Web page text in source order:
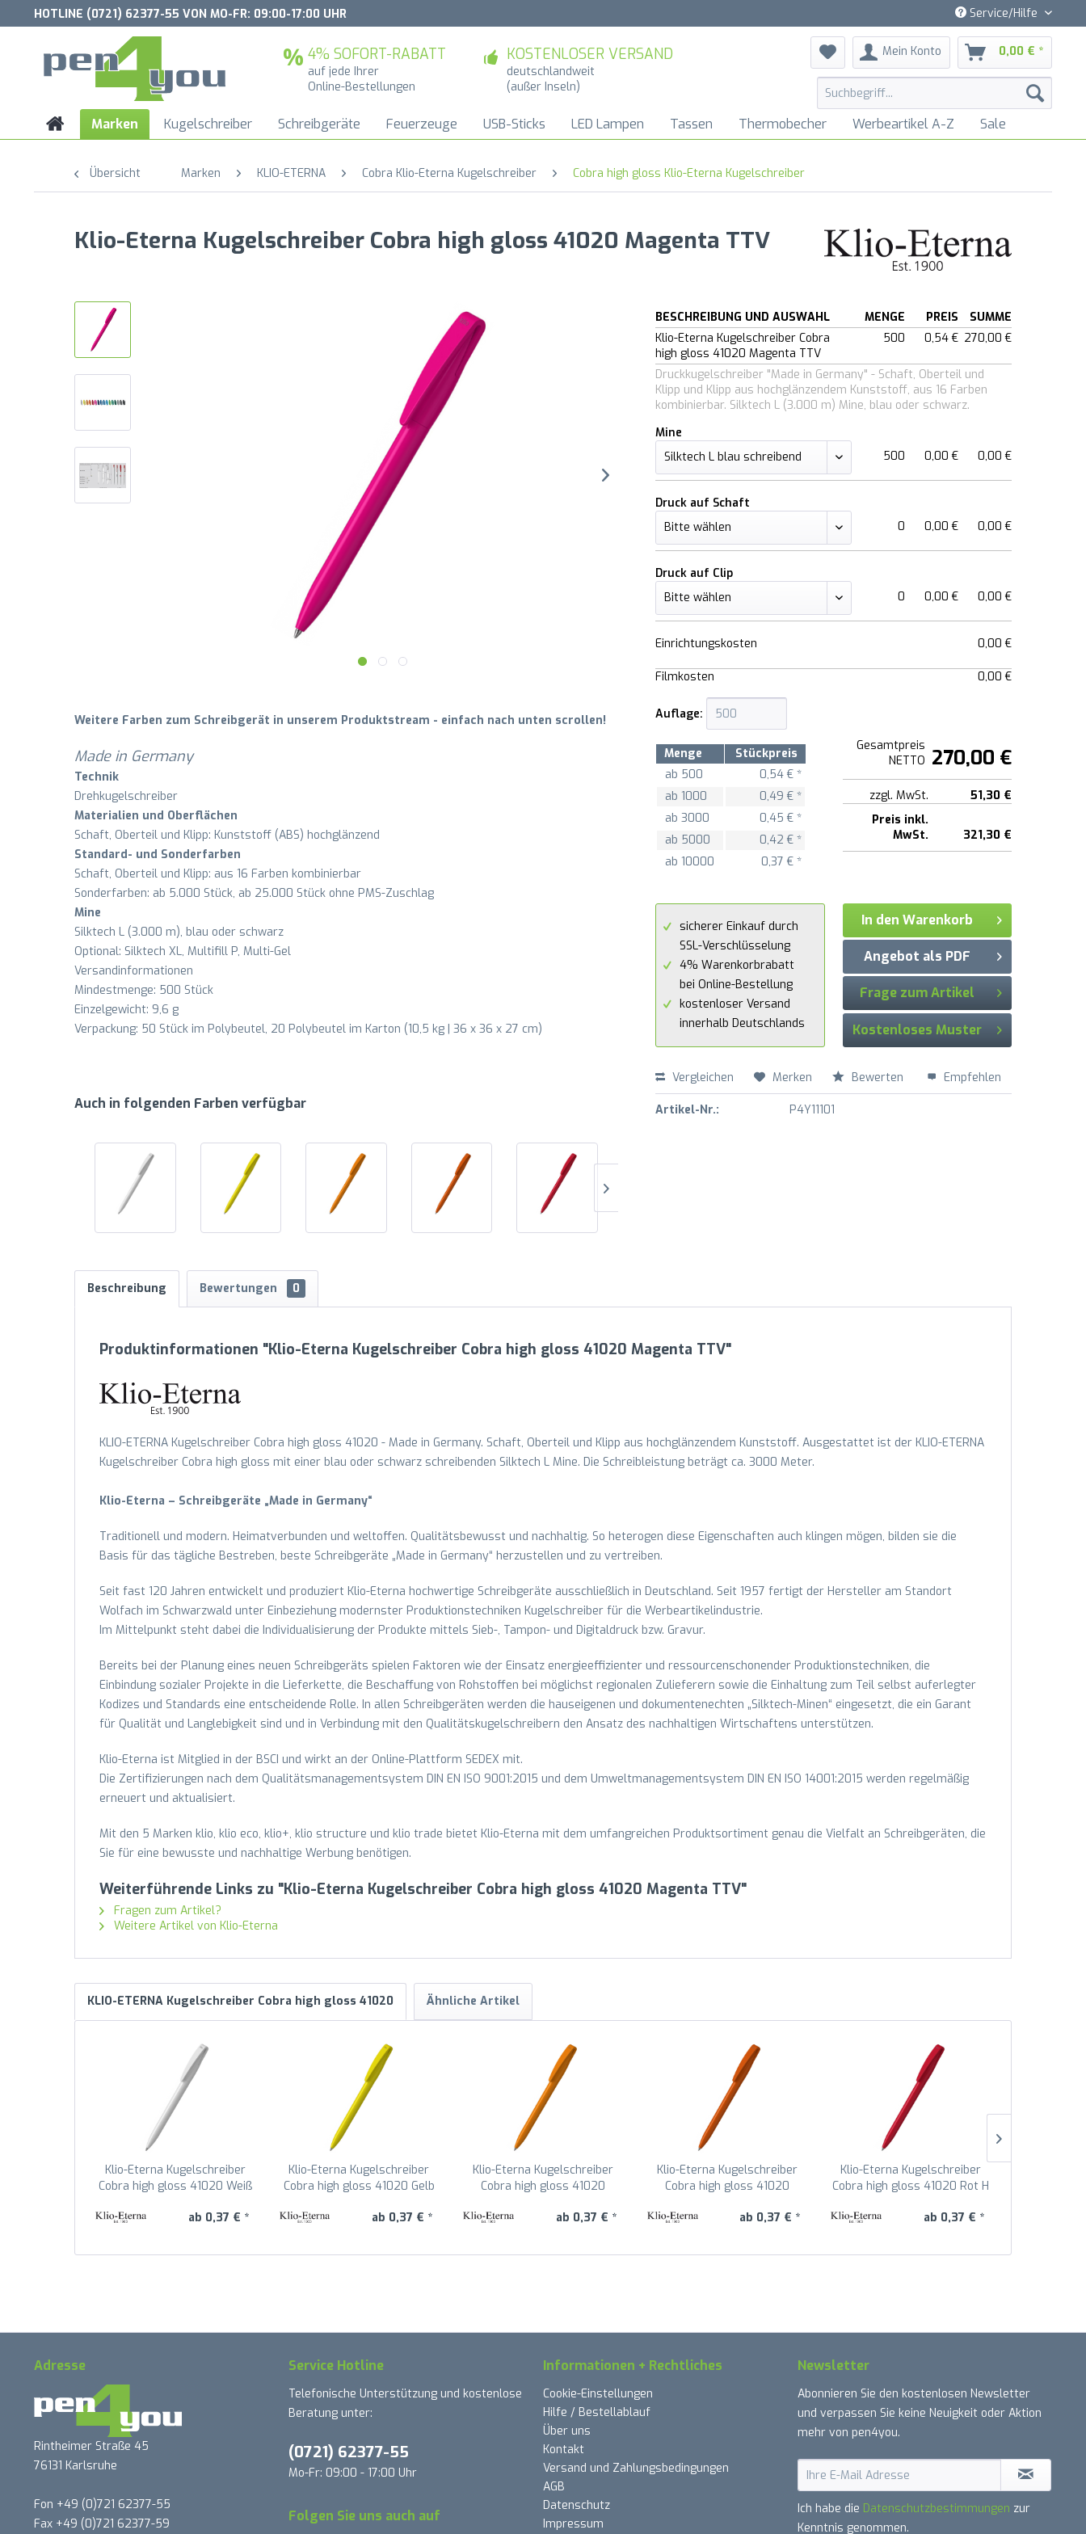
HOTLINE (0721) 62377-55 VON MO-FR: 09:00-17:00 UHR Service/Hilfe
4% SOFORT-RABATT
auf jede Ihrer
Online-Bestellungen
KOSTENLOSER VERSAND
deutschlandweit
(außer Inseln)
Mein Konto 0,00 € *
Marken Kugelschreiber Schreibgeräte Feuerzeuge USB-Sticks LED Lampen Tassen Thermobecher Werbeartikel A-Z Sale
Übersicht Marken KLIO-ETERNA Cobra Klio-Eterna Kugelschreiber Cobra high gloss Klio-Eterna Kugelschreiber
Klio-Eterna Kugelschreiber Cobra high gloss 41020 Magenta TTV
Weitere Farben zum Schreibgerät in unserem Produktstream - einfach nach unten scrollen!
Made in Germany
Technik
Drehkugelschreiber
Materialien und Oberflächen
Schaft, Oberteil und Klipp: Kunststoff (ABS) hochglänzend
Standard- und Sonderfarben
Schaft, Oberteil und Klipp: aus 16 Farben kombinierbar
Sonderfarben: ab 5.000 Stück, ab 25.000 Stück ohne PMS-Zuschlag
Mine
Silktech L (3.000 m), blau oder schwarz
Optional: Silktech XL, Multifill P, Multi-Gel
Versandinformationen
Mindestmenge: 500 Stück
Einzelgewicht: 9,6 g
Verpackung: 50 Stück im Polybeutel, 20 Polybeutel im Karton (10,5 kg | 36 x 36 x 27 cm)
Auch in folgenden Farben verfügbar
BESCHREIBUNG UND AUSWAHL MENGE PREIS
SUMME
Klio-Eterna Kugelschreiber Cobra
high gloss 41020 Magenta TTV
500 0,54 € 270,00 €
Druckkugelschreiber "Made in Germany" - Schaft, Oberteil und
Klipp und Klipp aus hochglänzendem Kunststoff, aus 16 Farben
kombinierbar. Silktech L (3.000 m) Mine, blau oder schwarz.
Mine
500
0,00 € 0,00 €
Druck auf Schaft
0
0,00 € 0,00 €
Druck auf Clip
0
0,00 € 0,00 €
Einrichtungskosten 0,00 €
Filmkosten 0,00 €
Auflage:
Menge
Stückpreis
ab 500
0,54 € *
ab1000
0,49 € *
ab3000
0,45 € *
ab 5000
0,42 € *
ab10000 0,37 € *
Gesamtpreis
NETTO 270,00 €
zzgl. MwSt.
51,30 €
Preis inkl.
MwSt.
321,30 €
sicherer Einkauf durch
SSL-Verschlüsselung
4% Warenkorbrabatt
bei Online-Bestellung
kostenloser Versand
innerhalb Deutschlands
In den Warenkorb
Angebot als PDF
Frage zum Artikel
Kostenloses Muster
Vergleichen Merken Bewerten Empfehlen
Artikel-Nr.: P4Y11101
Beschreibung Bewertungen 0
Produktinformationen "Klio-Eterna Kugelschreiber Cobra high gloss 41020 Magenta TTV"
KLIO-ETERNA Kugelschreiber Cobra high gloss 41020 - Made in Germany. Schaft, Oberteil und Klipp aus hochglänzendem Kunststoff. Ausgestattet ist der KLIO-ETERNA
Kugelschreiber Cobra high gloss mit einer blau oder schwarz schreibenden Silktech L Mine. Die Schreibleistung beträgt ca. 3000 Meter.
Klio-Eterna – Schreibgeräte „Made in Germany“
Traditionell und modern. Heimatverbunden und weltoffen. Qualitätsbewusst und nachhaltig. So heterogen diese Eigenschaften auch klingen mögen, bilden sie die
Basis für das tägliche Bestreben, beste Schreibgeräte „Made in Germany“ herzustellen und zu vertreiben.
Seit fast 120 Jahren entwickelt und produziert Klio-Eterna hochwertige Schreibgeräte ausschließlich in Deutschland. Seit 1957 fertigt der Hersteller am Standort
Wolfach im Schwarzwald unter Einbeziehung modernster Produktionstechniken Kugelschreiber für die Werbeartikelindustrie.
Im Mittelpunkt steht dabei die Individualisierung der Produkte mittels Sieb-, Tampon- und Digitaldruck bzw. Gravur.
Bereits bei der Planung eines neuen Schreibgeräts spielen Faktoren wie der Einsatz energieeffizienter und ressourcenschonender Produktionstechniken, die
Einbindung sozialer Projekte in die Lieferkette, die Beschaffung von Rohstoffen bei möglichst regionalen Zulieferern sowie die Einhaltung zum Teil selbst auferlegter
Kodizes und Standards eine entscheidende Rolle. In allen Schreibgeräten werden die hauseigenen und dokumentenechten „Silktech-Minen“ eingesetzt, die ein Garant
für Qualität und Langlebigkeit sind und in Verbindung mit den Qualitätskugelschreibern den Ansatz des nachhaltigen Wirtschaftens unterstützen.
Klio-Eterna ist Mitglied in der BSCI und wirkt an der Online-Plattform SEDEX mit.
Die Zertifizierungen nach dem Qualitätsmanagementsystem DIN EN ISO 9001:2015 und dem Umweltmanagementsystem DIN EN ISO 14001:2015 werden regelmäßig
erneuert und aktualisiert.
Mit den 5 Marken klio, klio eco, klio+, klio structure und klio trade bietet Klio-Eterna mit dem umfangreichen Produktsortiment genau die Vielfalt an Schreibgeräten, die
Sie für eine bewusste und nachhaltige Werbung benötigen.
Weiterführende Links zu "Klio-Eterna Kugelschreiber Cobra high gloss 41020 Magenta TTV"
Fragen zum Artikel?
Weitere Artikel von Klio-Eterna
KLIO-ETERNA Kugelschreiber Cobra high gloss 41020 Ähnliche Artikel
Klio-Eterna Kugelschreiber
Cobra high gloss 41020 Weiß
ab 0,37 € *
Klio-Eterna Kugelschreiber
Cobra high gloss 41020 Gelb
ab 0,37 € *
Klio-Eterna Kugelschreiber
Cobra high gloss 41020
ab 0,37 € *
Klio-Eterna Kugelschreiber
Cobra high gloss 41020
ab 0,37 € *
Klio-Eterna Kugelschreiber
Cobra high gloss 41020 Rot H
ab 0,37 € *
Adresse
Rintheimer Straße 45
76131 Karlsruhe
Fon +49 (0)721 62377-55
Fax +49 (0)721 62377-59
Service Hotline
Telefonische Unterstützung und kostenlose
Beratung unter:
(0721) 62377-55
Mo-Fr: 09:00 - 17:00 Uhr
Folgen Sie uns auch auf
Informationen + Rechtliches
Cookie-Einstellungen
Hilfe / Bestellablauf
Über uns
Kontakt
Versand und Zahlungsbedingungen
AGB
Datenschutz
Impressum
Newsletter
Abonnieren Sie den kostenlosen Newsletter
und verpassen Sie keine Neuigkeit oder Aktion
mehr von pen4you.
Ich habe die Datenschutzbestimmungen zur
Kenntnis genommen.